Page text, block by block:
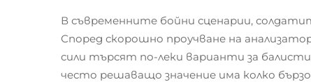
В съвременните бойни сценарии,
Според скорошно проучване на
сили търсят по-леки варианти за
често решаващо значение има колко